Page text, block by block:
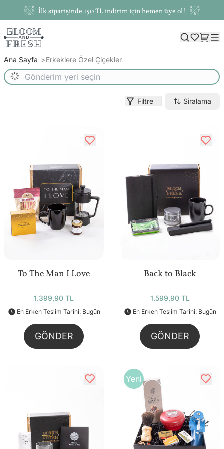
İlk siparişinde 150 TL indirim için hemen üye ol!
Ana Sayfa Erkeklere Özel Çiçekler
Filtre Siralama
To The Man I Love
1.399,90 TL
En Erken Teslim Tarihi: Bugün
GÖNDER
Back to Black
1.599,90 TL
En Erken Teslim Tarihi: Bugün
GÖNDER
Yeni